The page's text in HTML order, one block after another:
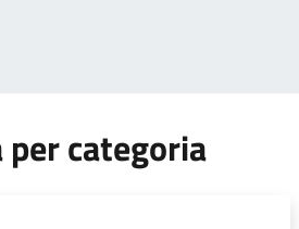
per categoria